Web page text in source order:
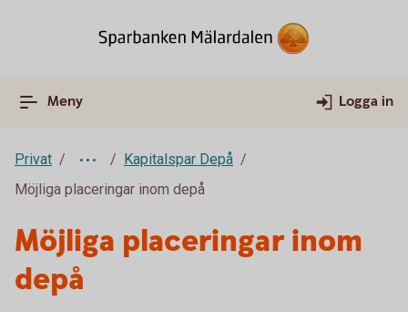
Meny Logga in
Privat
Kapitalspar Depå
Möjliga placeringar inom depå
Möjliga placeringar inom
depå